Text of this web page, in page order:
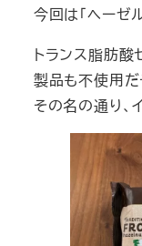
今回は「ヘーゼ
トランス脂肪酸
製品も不使用だ
その名の通り、